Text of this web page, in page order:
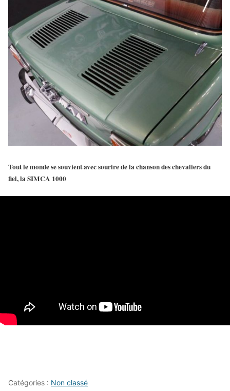
Tout le monde se souvient avec sourire de la chanson deschevaliers du
fiel, la SIMCA 1000
Catégories : Non classé